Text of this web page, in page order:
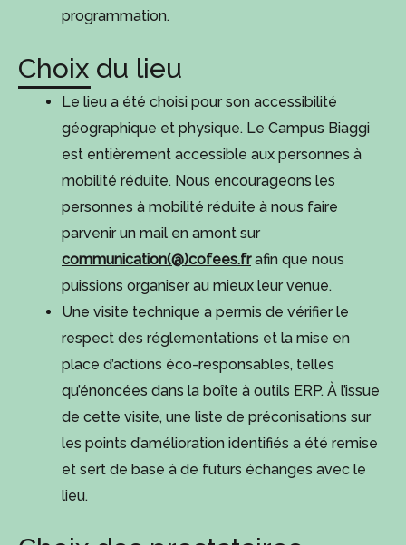
programmation.
Choix du lieu
Le lieu a été choisi pour son accessibilité
géographique et physique. Le Campus Biaggi
est entièrement accessible aux personnes à
mobilité réduite. Nous encourageons les
personnes à mobilité réduite à nous faire
parvenir un mail en amont sur
communication(@)cofees.frafin que nous
puissions organiser au mieux leur venue.
Une visite technique a permis de vérifier le
respect des réglementations et la mise en
place d’actions éco-responsables, telles
qu’énoncées dans la boîte à outils ERP. À l’issue
de cette visite, une liste de préconisations sur
les points d’amélioration identifiés a été remise
et sert de base à de futurs échanges avec le
lieu.